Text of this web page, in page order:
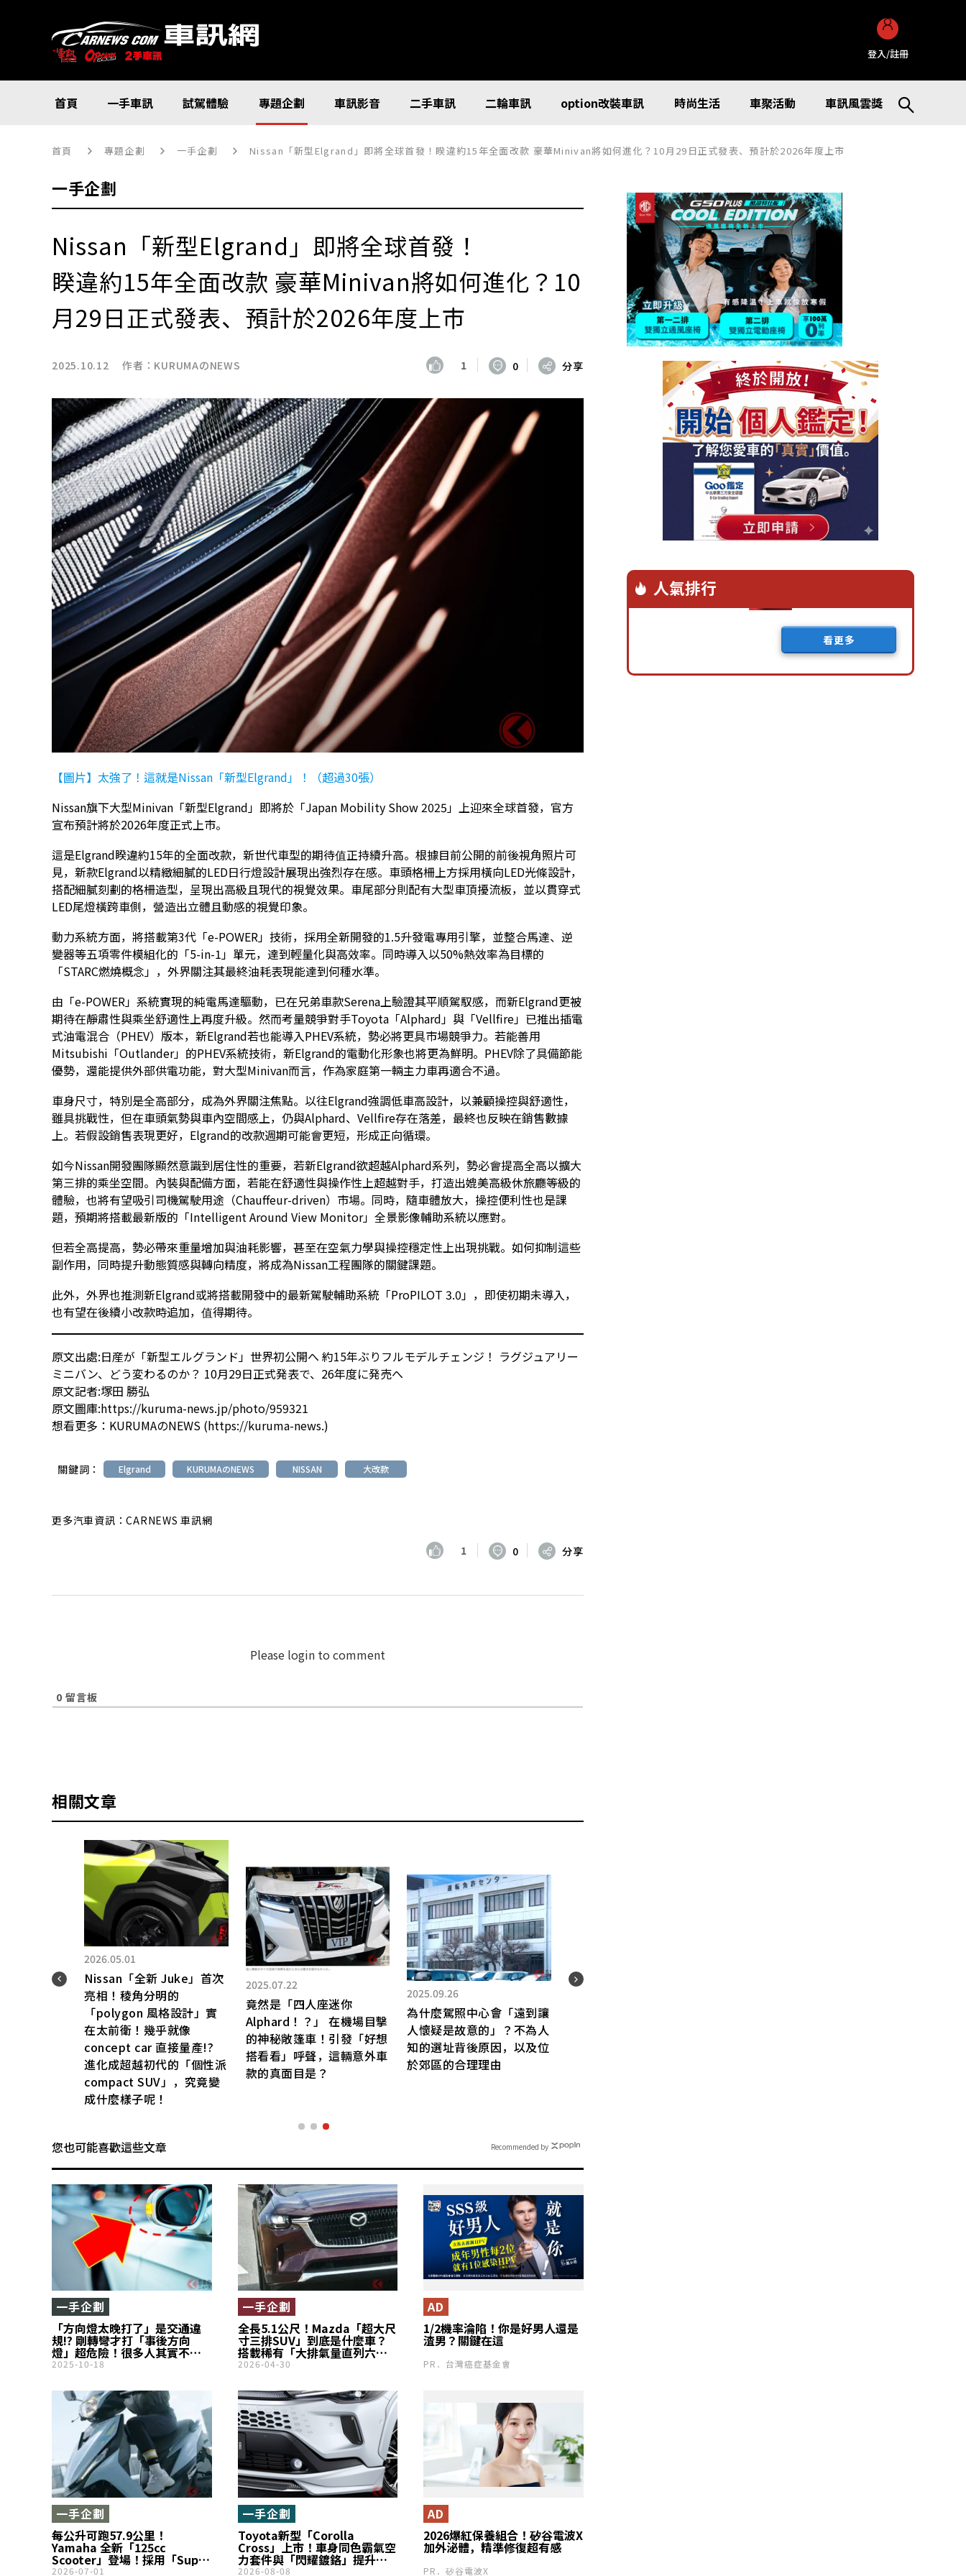
登入/註冊
首頁 一手車訊 試駕體驗 專題企劃 車訊影音 二手車訊 二輪車訊 option改裝車訊 時尚生活 車聚活動 車訊風雲獎
首頁 專題企劃 一手企劃 Nissan「新型Elgrand」即將全球首發！睽違約15年全面改款 豪華Minivan將如何進化？10月29日正式發表、預計於2026年度上市
一手企劃
Nissan「新型Elgrand」即將全球首發！
睽違約15年全面改款 豪華Minivan將如何進化？10
月29日正式發表、預計於2026年度上市
2025.10.12 作者： KURUMAのNEWS 1 0 分享
【圖片】太強了！這就是Nissan「新型Elgrand」！（超過30張）
Nissan旗下大型Minivan「新型Elgrand」即將於「Japan Mobility Show 2025」上迎來全球首發，官方
宣布預計將於2026年度正式上市。
這是Elgrand睽違約15年的全面改款，新世代車型的期待值正持續升高。根據目前公開的前後視角照片可
見，新款Elgrand以精緻細膩的LED日行燈設計展現出強烈存在感。車頭格柵上方採用橫向LED光條設計，
搭配細膩刻劃的格柵造型，呈現出高級且現代的視覺效果。車尾部分則配有大型車頂擾流板，並以貫穿式
LED尾燈橫跨車側，營造出立體且動感的視覺印象。
動力系統方面，將搭載第3代「e-POWER」技術，採用全新開發的1.5升發電專用引擎，並整合馬達、逆
變器等五項零件模組化的「5-in-1」單元，達到輕量化與高效率。同時導入以50%熱效率為目標的
「STARC燃燒概念」，外界關注其最終油耗表現能達到何種水準。
由「e-POWER」系統實現的純電馬達驅動，已在兄弟車款Serena上驗證其平順駕馭感，而新Elgrand更被
期待在靜肅性與乘坐舒適性上再度升級。然而考量競爭對手Toyota「Alphard」與「Vellfire」已推出插電
式油電混合（PHEV）版本，新Elgrand若也能導入PHEV系統，勢必將更具市場競爭力。若能善用
Mitsubishi「Outlander」的PHEV系統技術，新Elgrand的電動化形象也將更為鮮明。PHEV除了具備節能
優勢，還能提供外部供電功能，對大型Minivan而言，作為家庭第一輛主力車再適合不過。
車身尺寸，特別是全高部分，成為外界關注焦點。以往Elgrand強調低車高設計，以兼顧操控與舒適性，
雖具挑戰性，但在車頭氣勢與車內空間感上，仍與Alphard、Vellfire存在落差，最終也反映在銷售數據
上。若假設銷售表現更好，Elgrand的改款週期可能會更短，形成正向循環。
如今Nissan開發團隊顯然意識到居住性的重要，若新Elgrand欲超越Alphard系列，勢必會提高全高以擴大
第三排的乘坐空間。內裝與配備方面，若能在舒適性與操作性上超越對手，打造出媲美高級休旅廳等級的
體驗，也將有望吸引司機駕駛用途（Chauffeur-driven）市場。同時，隨車體放大，操控便利性也是課
題，預期將搭載最新版的「Intelligent Around View Monitor」全景影像輔助系統以應對。
但若全高提高，勢必帶來重量增加與油耗影響，甚至在空氣力學與操控穩定性上出現挑戰。如何抑制這些
副作用，同時提升動態質感與轉向精度，將成為Nissan工程團隊的關鍵課題。
此外，外界也推測新Elgrand或將搭載開發中的最新駕駛輔助系統「ProPILOT 3.0」，即使初期未導入，
也有望在後續小改款時追加，值得期待。
原文出處:日産が「新型エルグランド」世界初公開へ 約15年ぶりフルモデルチェンジ！ ラグジュアリー
ミニバン、どう変わるのか？ 10月29日正式発表で、26年度に発売へ
原文記者:塚田 勝弘
原文圖庫:https://kuruma-news.jp/photo/959321
想看更多： KURUMAのNEWS (https://kuruma-news.)
關鍵詞： Elgrand KURUMAのNEWS NISSAN 大改款
更多汽車資訊：CARNEWS 車訊網
1 0 分享
Please login to comment
0 留言板
相關文章
2026.05.01
Nissan「全新 Juke」首次
亮相！稜角分明的
「polygon 風格設計」實
在太前衛！幾乎就像
concept car 直接量產!?
進化成超越初代的「個性派
compact SUV」，究竟變
成什麼樣子呢！
2025.07.22
竟然是「四人座迷你
Alphard！？」 在機場目擊
的神秘敞篷車！引發「好想
搭看看」呼聲，這輛意外車
款的真面目是？
2025.09.26
為什麼駕照中心會「遠到讓
人懷疑是故意的」？不為人
知的選址背後原因，以及位
於郊區的合理理由
您也可能喜歡這些文章
「方向燈太晚打了」是交通違
規!? 剛轉彎才打「事後方向
燈」超危險！很多人其實不懂
「方向燈的真正目的」是什麼
一手企劃
2025-10-18
全長5.1公尺！Mazda「超大尺
寸三排SUV」到底是什麼車？
搭載稀有「大排氣量直列六缸
汽油turbo」引擎，駕駛感超舒
的「CX-90」實車解析
一手企劃
2026-04-30
1/2機率淪陷！你是好男人還是
渣男？關鍵在這
AD
PR．台灣癌症基金會
每公升可跑57.9公里！
Yamaha 全新「125cc
Scooter」登場！採用「Super
Sport 風格設計」、車重僅93
一手企劃
2026-07-01
Toyota新型「Corolla
Cross」上市！車身同色霸氣空
力套件與「閃耀鍍鉻」提升存
在感！「MODELLISTA」豪華
一手企劃
2026-08-08
2026爆紅保養組合！矽谷電波X
加外泌體，精準修復超有感
AD
PR．矽谷電波X
Recommended by
人氣排行
看更多